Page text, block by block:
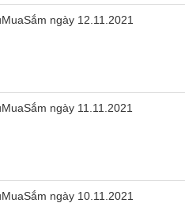
ngày 12.11.2021
ngày 11.11.2021
ngày 10.11.2021